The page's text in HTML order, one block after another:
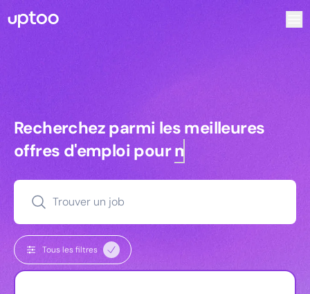
Recherchez parmi les meilleures
Recherchez parmi les meilleures
offres d'emploi pourmanagers
Trouver un job
Tous les filtres